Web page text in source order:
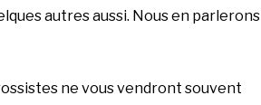
autres aussi. Nous en parlerons
ne vous vendront souvent